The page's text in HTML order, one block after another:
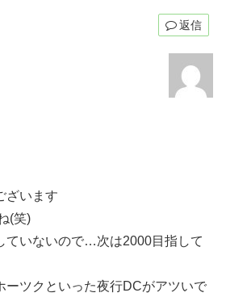
返信
ざいます
(笑)
ていないので…次は2000目指して
ーツクといった夜行DCがアツいで